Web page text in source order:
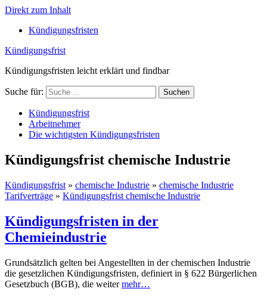
Direkt zum Inhalt
Kündigungsfristen
Kündigungsfrist
Kündigungsfristen leicht erklärt und findbar
Suche für: Suchen
Kündigungsfrist
Arbeitnehmer
Die wichtigsten Kündigungsfristen
Kündigungsfrist chemische Industrie
Kündigungsfrist » chemische Industrie » chemische Industrie
Tarifverträge » Kündigungsfrist chemische Industrie
Kündigungsfristen in der
Chemieindustrie
Grundsätzlich gelten bei Angestellten in der chemischen Industrie
die gesetzlichen Kündigungsfristen, definiert in § 622 Bürgerlichen
Gesetzbuch (BGB), die weitermehr…